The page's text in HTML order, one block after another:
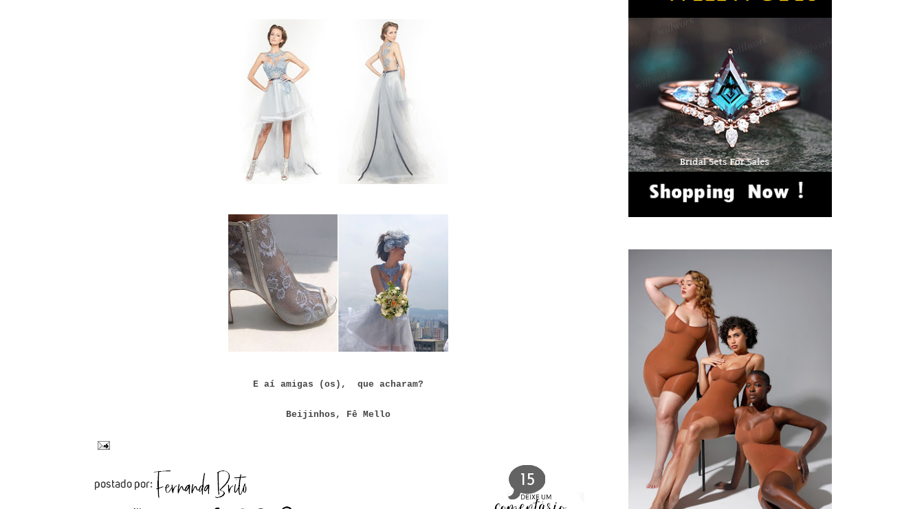
E aí amigas (os), que acharam?
Beijinhos, Fê Mello
15